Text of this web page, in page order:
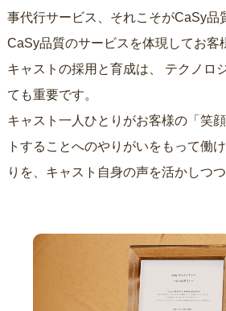
事代行サービス、それこそがCaSy品
CaSy品質のサービスを体現してお客
キャストの採用と育成は、
ても重要です。
キャスト一人ひとりがお客様の「笑
トすることへのやりがいをもって働け
りを、キャスト自身の声を活かしつ